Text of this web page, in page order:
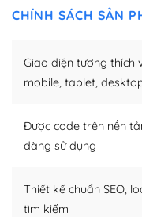
Khi bạn sử dụng
trở nên hấp dẫn và
tìm kiếm chúng trên
– Sở hữu một cộng
CHÍNH SÁCH SẢN
Giao diện tương thích
mobile, tablet,
Được code trên nền
dàng sử dụng
Thiết kế chuẩn SEO,
tìm kiếm